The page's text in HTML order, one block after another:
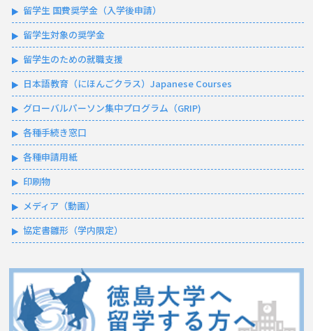
留学生 国費奨学金（入学後申請）
留学生対象の奨学金
留学生のための就職支援
日本語教育（にほんごクラス）Japanese Courses
グローバルパーソン集中プログラム（GRIP)
各種手続き窓口
各種申請用紙
印刷物
メディア（動画）
協定書雛形（学内限定）